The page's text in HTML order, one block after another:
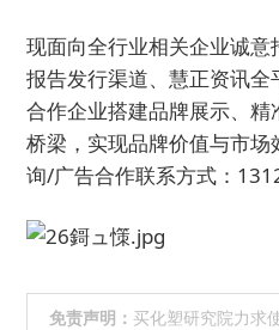
现面向全行业相关企业诚
报告发行渠道、慧正资讯
合作企业搭建品牌展示、
桥梁，实现品牌价值与市
询/广告合作联系方式：
免责声明： 买化塑研究院力求